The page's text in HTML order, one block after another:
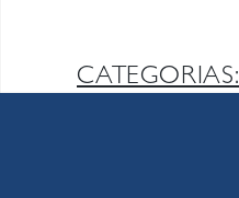
CATEGORIAS: